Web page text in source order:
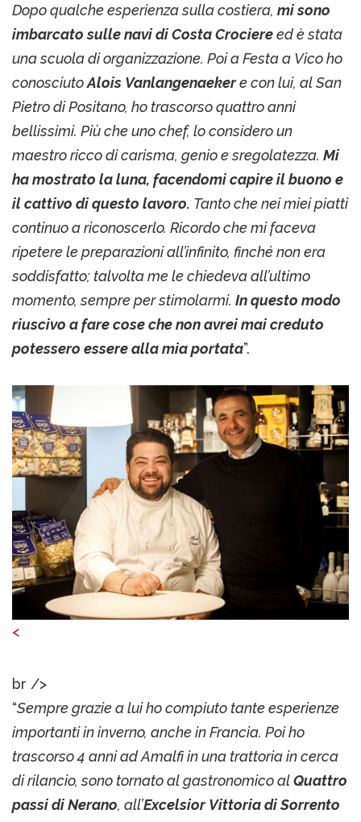
Dopo qualche esperienza sulla costiera, mi sono
imbarcato sulle navi di Costa Crociereed è stata
una scuola di organizzazione. Poi a Festa a Vico ho
conosciutoAlois Vanlangenaekere con lui, al San
Pietro di Positano, ho trascorso quattro anni
bellissimi. Più che uno chef, lo considero un
maestro ricco di carisma, genio e sregolatezza. Mi
ha mostrato la luna, facendomi capire il buono e
il cattivo di questo lavoro. Tanto che nei miei piatti
continuo a riconoscerlo. Ricordo che mi faceva
ripetere le preparazioni all’infinito, finché non era
soddisfatto; talvolta me le chiedeva all’ultimo
momento, sempre per stimolarmi. In questo modo
riuscivo a fare cose che non avrei mai creduto
potessero essere alla mia portata”.
<
br />
“Sempre grazie a lui ho compiuto tante esperienze
importanti in inverno, anche in Francia. Poi ho
trascorso 4 anni ad Amalfi in una trattoria in cerca
di rilancio, sono tornato al gastronomico alQuattro
passi di Nerano, all’Excelsior Vittoria di Sorrento